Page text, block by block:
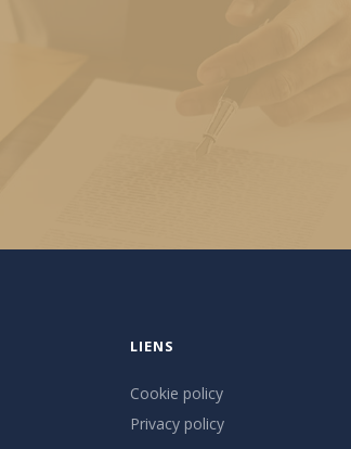
LIENS
Cookie policy
Privacy policy